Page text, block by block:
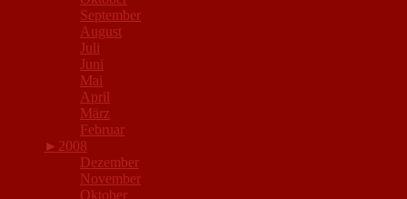
September
August
Juli
Juni
Mai
April
März
Februar
► 2008
Dezember
November
Oktober